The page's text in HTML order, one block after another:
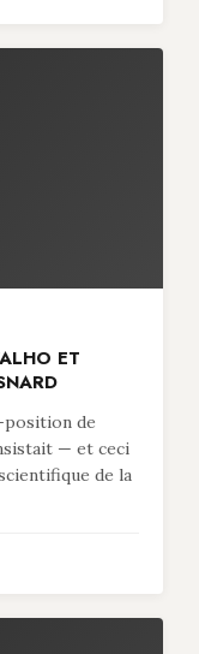
ET
position de
— et ceci
de la